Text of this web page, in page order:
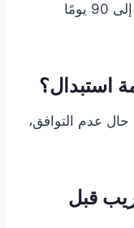
تتراوح المدة حسب الجنسية من 30 إلى 90 يومًا
استبدال؟
عدم التوافق،
قبل